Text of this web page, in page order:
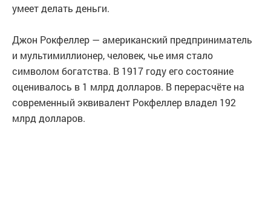
умеет делать деньги.
Джон Рокфеллер — американский предприниматель
и мультимиллионер, человек, чье имя стало
символом богатства. В 1917 году его состояние
оценивалось в 1 млрд долларов. В перерасчёте на
современный эквивалент Рокфеллер владел 192
млрд долларов.